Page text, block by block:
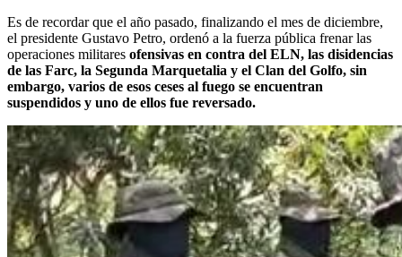
Es de recordar que el año pasado, finalizando el mes de diciembre,
el presidente Gustavo Petro, ordenó a la fuerza pública frenar las
operaciones militares ofensivas en contra del ELN, las disidencias
de las Farc, la Segunda Marquetalia y el Clan del Golfo, sin
embargo, varios de esos ceses al fuego se encuentran
suspendidos y uno de ellos fue reversado.